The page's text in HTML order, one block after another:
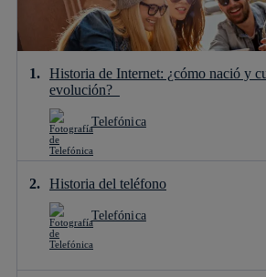
Historia de Internet: ¿cómo nació y
evolución?
Telefónica
Historia del teléfono
Telefónica